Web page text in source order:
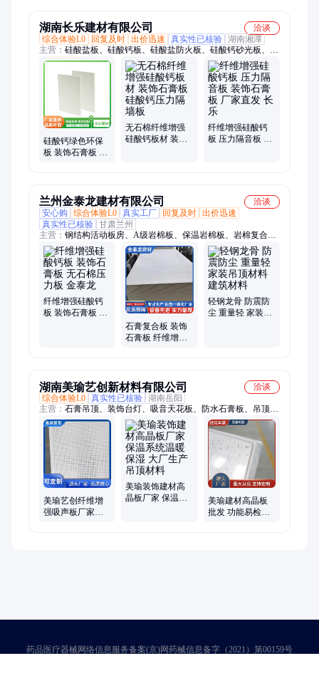
湖南长乐建材有限公司
洽谈
综合体验L0
回复及时 出价迅速 真实性已核验 湖南湘潭
主营： 硅酸盐板、硅酸钙板、硅酸盐防火板、硅酸钙砂光板、硅
酸钙压力板、冰火板、无机预涂板、医疗抗菌板、医疗洁净板、
隧道防火板、纤维水泥板、清水板、美岩板、纤维水泥压力板、
水泥通体板、硅酸盐钙板、木纹包覆板、冰火包覆装饰板、抗菌
板、UV涂装板、无机装饰板、定制硅酸钙板、高密度硅酸钙
板、通体板、纤维水泥装饰板
硅酸钙绿色环保
板 装饰石膏板 纤
无石棉纤维增强
硅酸钙板材 装饰
纤维增强硅酸钙
板 压力隔音板 装
兰州金泰龙建材有限公司
洽谈
安心购
综合体验L0 真实工厂 回复及时 出价迅速
真实性已核验 甘肃兰州
主营： 钢结构活动板房、A级岩棉板、保温岩棉板、岩棉复合
板、外墙外保温岩棉板、防火岩棉板、A级防火保温板、保温矿
棉板、穿孔矿棉板、外墙憎水岩棉板、矿棉装饰吸声板、阻燃矿
棉板、岩棉保温板、机房吸音复合穿孔板、穿孔石膏板、穿孔吸
音石膏板、吸音穿孔石膏板、复合穿孔吸音板、纤维板硅酸钙
板、工业一体化硅酸钙板、碳纤维板硅酸钙板、防火硅酸钙板、
烤漆龙骨、轻钢龙骨、镀锌隔墙龙骨
纤维增强硅酸钙
板 装饰石膏板 无
石膏复合板 装饰
石膏板 纤维增强
轻钢龙骨 防震防
尘 重量轻 家装吊
湖南美瑜艺创新材料有限公司
洽谈
综合体验L0 真实性已核验 湖南岳阳
主营： 石膏吊顶、装饰台灯、吸音天花板、防水石膏板、吊顶石
膏线、防潮石膏板、办公室石膏板、曲线吊顶、吊顶线条、立体
背景墙
美瑜艺创纤维增
强吸声板厂家批
美瑜装饰建材高
晶板厂家 保温系
美瑜建材高晶板
批发 功能易检修
药品医疗器械网络信息服务备案(京)网药械信息备字（2021）第00159号